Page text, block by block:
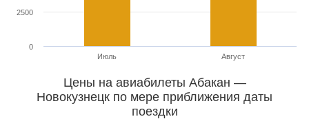
Июль Август
0
2500
Цены на авиабилеты Абакан —
Новокузнецк по мере приближения даты
поездки